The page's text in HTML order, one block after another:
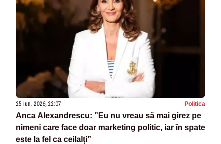
25 iun. 2026, 22:07 Politica
Anca Alexandrescu: ”Eu nu vreau să mai girez pe
nimeni care face doar marketing politic, iar în spate
este la fel ca ceilalți”